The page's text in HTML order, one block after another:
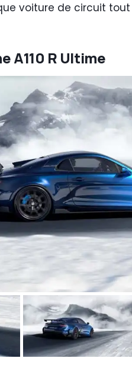
voiture de circuit
A110 R Ultime